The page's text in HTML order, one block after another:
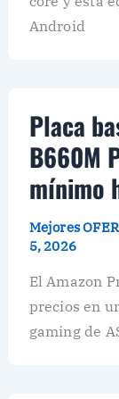
Android
Placa
B660M
mínimo
Mejores
5, 2026
El Amazon
precios en
gaming de